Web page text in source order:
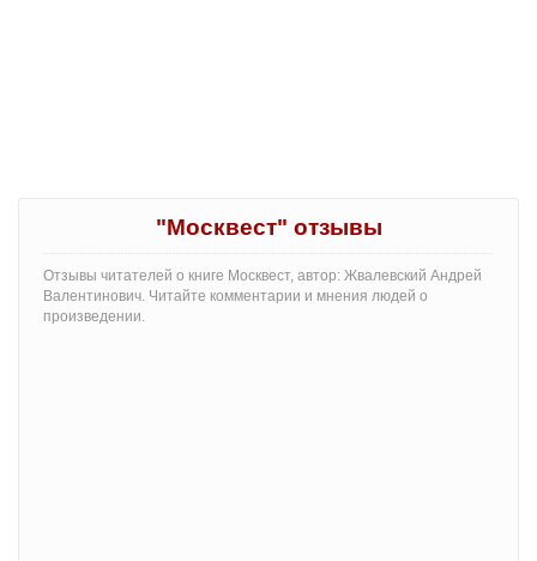
"Москвест" отзывы
Отзывы читателей о книге Москвест, автор: Жвалевский Андрей
Валентинович. Читайте комментарии и мнения людей о
произведении.